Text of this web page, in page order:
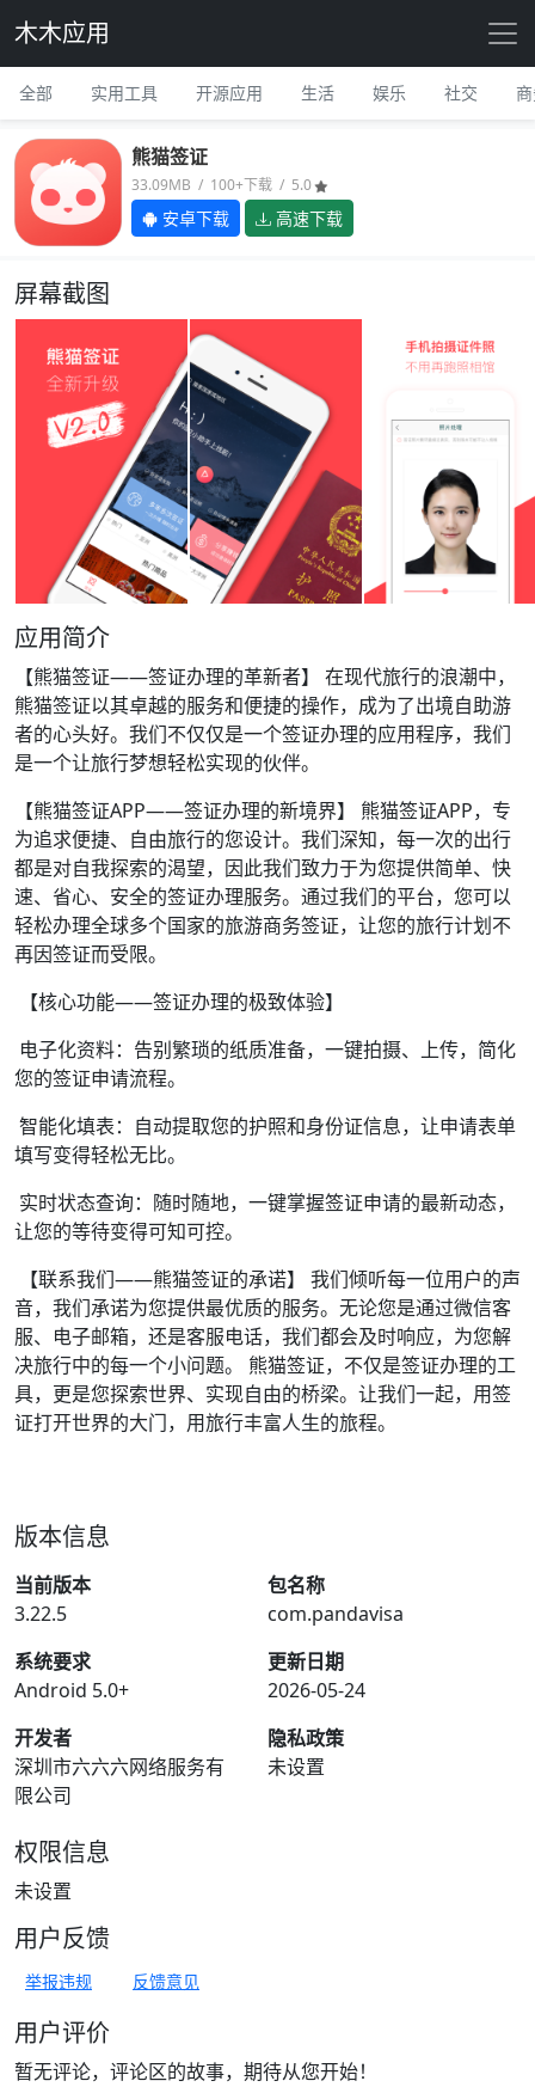
木木应用
全部 实用工具 开源应用 生活 娱乐 社交
熊猫签证
33.09MB / 100+下载 / 5.0
安卓下载 高速下载
屏幕截图
应用简介
【熊猫签证——签证办理的革新者】 在现代旅行的浪潮中，
熊猫签证以其卓越的服务和便捷的操作，成为了出境自助游
者的心头好。我们不仅仅是一个签证办理的应用程序，我们
是一个让旅行梦想轻松实现的伙伴。
【熊猫签证APP——签证办理的新境界】 熊猫签证APP，专
为追求便捷、自由旅行的您设计。我们深知，每一次的出行
都是对自我探索的渴望，因此我们致力于为您提供简单、快
速、省心、安全的签证办理服务。通过我们的平台，您可以
轻松办理全球多个国家的旅游商务签证，让您的旅行计划不
再因签证而受限。
【核心功能——签证办理的极致体验】
电子化资料：告别繁琐的纸质准备，一键拍摄、上传，简化
您的签证申请流程。
智能化填表：自动提取您的护照和身份证信息，让申请表单
填写变得轻松无比。
实时状态查询：随时随地，一键掌握签证申请的最新动态，
让您的等待变得可知可控。
【联系我们——熊猫签证的承诺】 我们倾听每一位用户的声
音，我们承诺为您提供最优质的服务。无论您是通过微信客
服、电子邮箱，还是客服电话，我们都会及时响应，为您解
决旅行中的每一个小问题。 熊猫签证，不仅是签证办理的工
具，更是您探索世界、实现自由的桥梁。让我们一起，用签
证打开世界的大门，用旅行丰富人生的旅程。
版本信息
当前版本
3.22.5
包名称
com.pandavisa
系统要求
Android 5.0+
更新日期
2026-05-24
开发者
深圳市六六六网络服务有
限公司
隐私政策
未设置
权限信息
未设置
用户反馈
举报违规 反馈意见
用户评价
暂无评论，评论区的故事，期待从您开始！